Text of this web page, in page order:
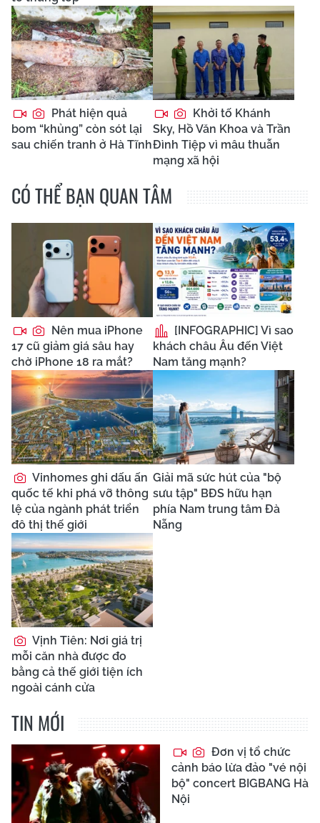
Phát hiện quả
bom “khủng” còn sót lại
sau chiến tranh ở Hà Tĩnh
Khởi tố Khánh
Sky, Hồ Văn Khoa và Trần
Đình Tiệp vì mâu thuẫn
mạng xã hội
CÓ THỂ BẠN QUAN TÂM
Nên mua iPhone
17 cũ giảm giá sâu hay
chờ iPhone 18 ra mắt?
[INFOGRAPHIC] Vì sao
khách châu Âu đến Việt
Nam tăng mạnh?
Vinhomes ghi dấu ấn
quốc tế khi phá vỡ thông
lệ của ngành phát triển
đô thị thế giới
Giải mã sức hút của "bộ
sưu tập" BĐS hữu hạn
phía Nam trung tâm Đà
Nẵng
Vịnh Tiên: Nơi giá trị
mỗi căn nhà được đo
bằng cả thế giới tiện ích
ngoài cánh cửa
TIN MỚI
Đơn vị tổ chức
cảnh báo lừa đảo "vé nội
bộ" concert BIGBANG Hà
Nội